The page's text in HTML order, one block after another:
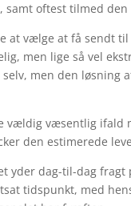
oftest tilmed
at vælge at få sendt
men lige så vel
men den
væsentlig ifald
den estimerede
yder dag-til-dag
tidspunkt, med